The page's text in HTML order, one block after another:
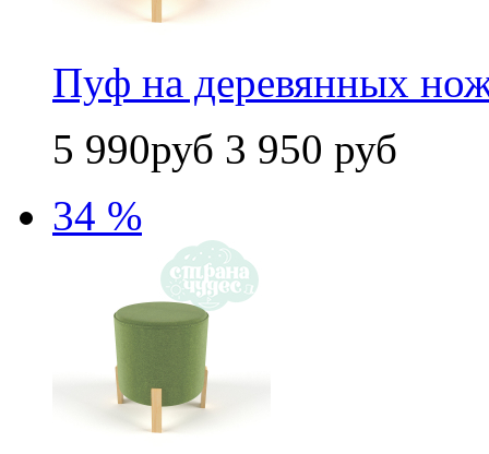
Пуф на деревянных
5 990руб 3 950 руб
34 %